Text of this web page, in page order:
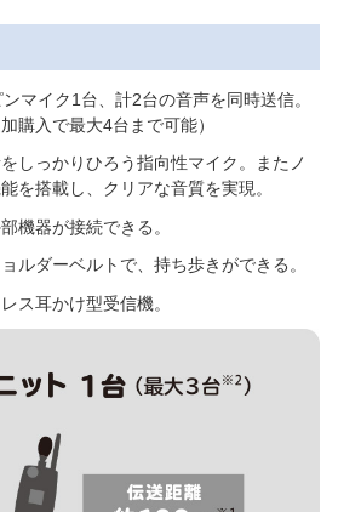
マイク1台、計2台の音声を同時送信。
購入で最大4台まで可能）
しっかりひろう指向性マイク。またノ
を搭載し、クリアな音質を実現。
機器が接続できる。
ルダーベルトで、持ち歩きができる。
ス耳かけ型受信機。